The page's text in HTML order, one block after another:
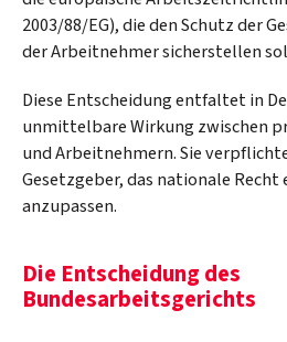
2003/88/EG), die den Schutz der
der Arbeitnehmer sicherstellen
Diese Entscheidung entfaltet in
unmittelbare Wirkung zwischen
und Arbeitnehmern. Sie
Gesetzgeber, das nationale Recht
anzupassen.
Die Entscheidung des
Bundesarbeitsgerichts